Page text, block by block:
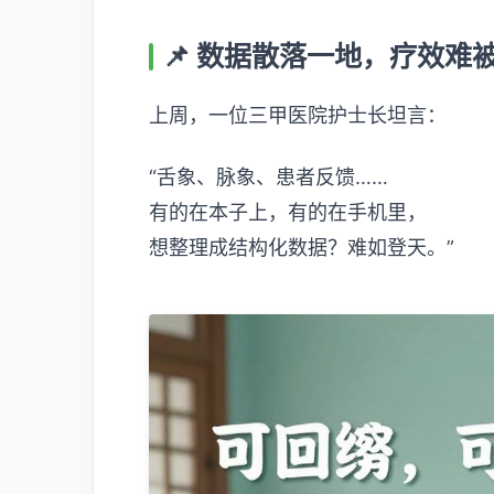
📌 数据散落一地，疗效难
上周，一位三甲医院护士长坦言：
“舌象、脉象、患者反馈……
有的在本子上，有的在手机里，
想整理成结构化数据？难如登天。”